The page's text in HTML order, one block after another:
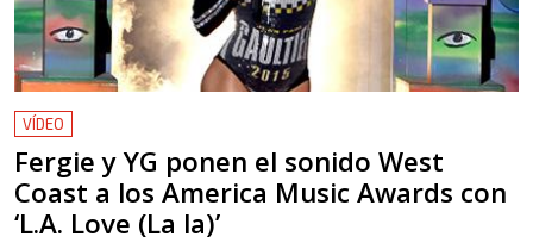
VÍDEO
Fergie y YG ponen el sonido West
Coast a los America Music Awards con
‘L.A. Love (La la)’